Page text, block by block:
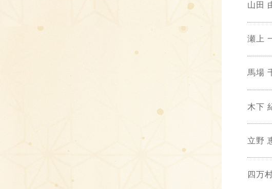
山田
瀬上
馬場
木下
立野
四万